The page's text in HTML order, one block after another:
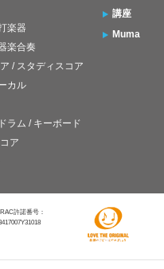
楽器
楽合奏
/ スタディスコア
カル
ラム / キーボード
ア
講座
Muma
許諾番号：